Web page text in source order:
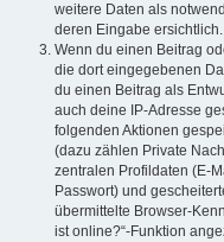
weitere Daten als
deren Eingabe ersichtlich.
Wenn du einen Beitrag
die dort eingegebenen
du einen Beitrag als
auch deine IP-Adresse
folgenden Aktionen
(dazu zählen Private
zentralen Profildaten (E-
Passwort) und
übermittelte Browser-
ist online?“-Funktion